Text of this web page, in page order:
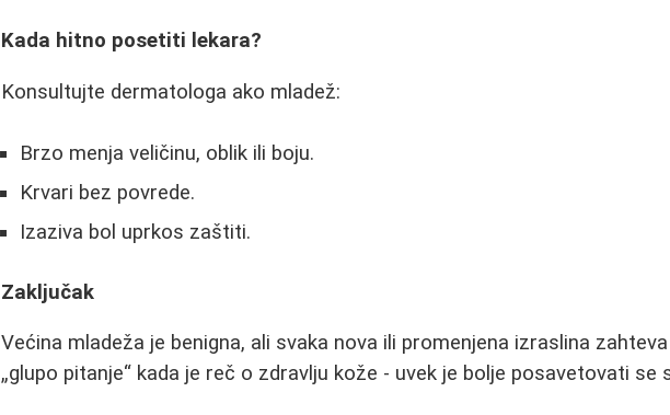
Kada hitno posetiti lekara?
Konsultujte dermatologa ako mladež:
Brzo menja veličinu, oblik ili boju.
Krvari bez povrede.
Izaziva bol uprkos zaštiti.
Zaključak
Većina mladeža je benigna, ali svaka nova ili promenjena izraslina
„glupo pitanje“ kada je reč o zdravlju kože - uvek je bolje posavetovati se